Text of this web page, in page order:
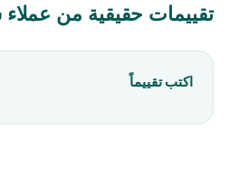
تقييمات حقيقية من
اكتب تقييماً